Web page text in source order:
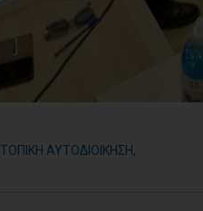
ΤΟΠΙΚΗ ΑΥΤΟΔΙΟΙΚΗΣΗ,